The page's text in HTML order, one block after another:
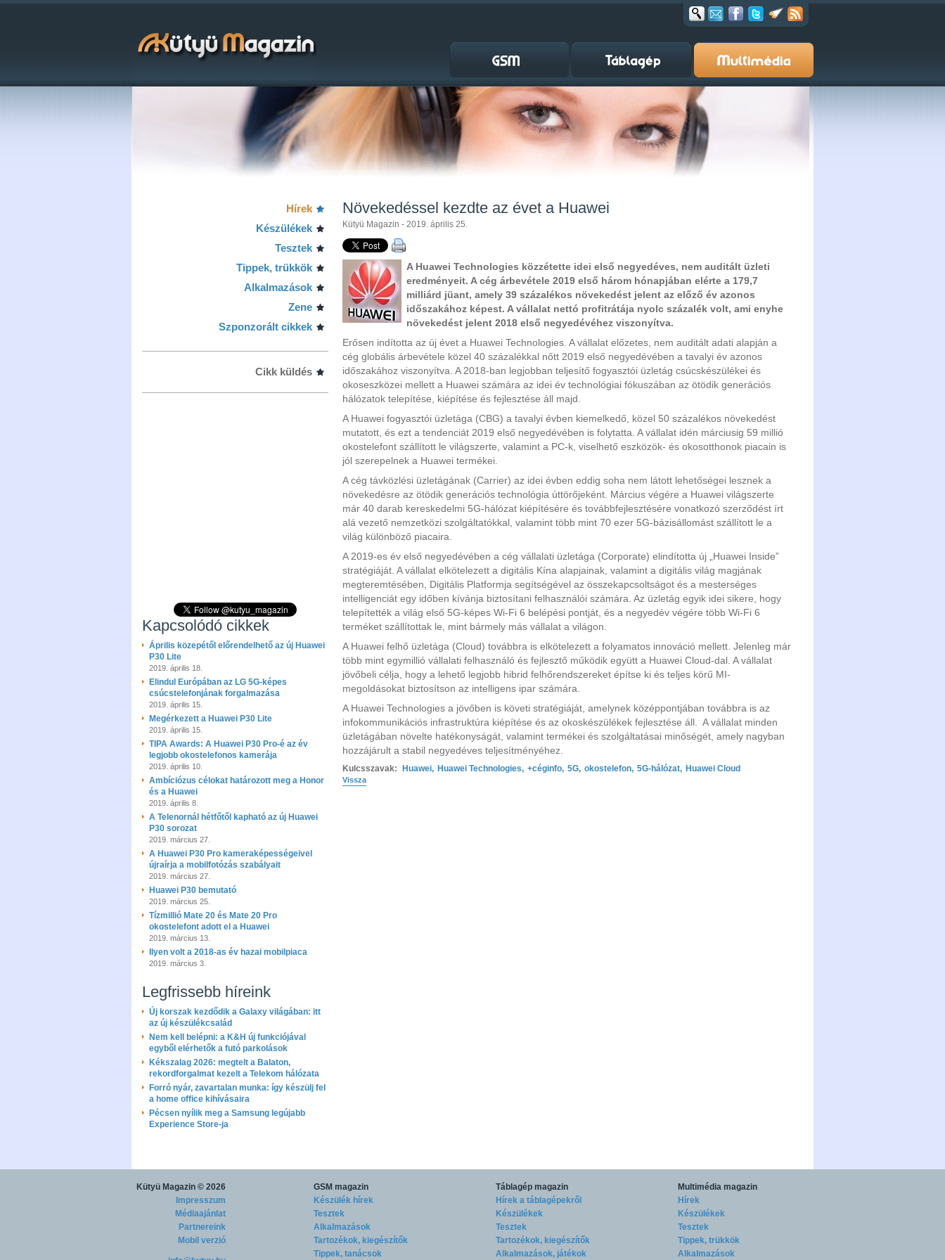
Hírek
Készülékek
Tesztek
Tippek, trükkök
Alkalmazások
Zene
Szponzorált cikkek
Cikk küldés
Kapcsolódó cikkek
Április közepétől előrendelhető az új Huawei
P30 Lite
2019. április 18.
Elindul Európában az LG 5G-képes
csúcstelefonjának forgalmazása
2019. április 15.
Megérkezett a Huawei P30 Lite
2019. április 15.
TIPA Awards: A Huawei P30 Pro-é az év
legjobb okostelefonos kamerája
2019. április 10.
Ambíciózus célokat határozott meg a Honor
és a Huawei
2019. április 8.
A Telenornál hétfőtől kapható az új Huawei
P30 sorozat
2019. március 27.
A Huawei P30 Pro kameraképességeivel
újraírja a mobilfotózás szabályait
2019. március 27.
Huawei P30 bemutató
2019. március 25.
Tízmillió Mate 20 és Mate 20 Pro
okostelefont adott el a Huawei
2019. március 13.
Ilyen volt a 2018-as év hazai mobilpiaca
2019. március 3.
Legfrissebb híreink
Új korszak kezdődik a Galaxy világában: itt
az új készülékcsalád
Nem kell belépni: a K&H új funkciójával
egyből elérhetők a futó parkolások
Kékszalag 2026: megtelt a Balaton,
rekordforgalmat kezelt a Telekom hálózata
Forró nyár, zavartalan munka: így készülj fel
a home office kihívásaira
Pécsen nyílik meg a Samsung legújabb
Experience Store-ja
Növekedéssel kezdte az évet a Huawei
Kütyü Magazin - 2019. április 25.
A Huawei Technologies közzétette idei első negyedéves, nem auditált üzleti
eredményeit. A cég árbevétele 2019 első három hónapjában elérte a 179,7
milliárd jüant, amely 39 százalékos növekedést jelent az előző év azonos
időszakához képest. A vállalat nettó profitrátája nyolc százalék volt, ami enyhe
növekedést jelent 2018 első negyedévéhez viszonyítva.
Erősen indította az új évet a Huawei Technologies. A vállalat előzetes, nem auditált adati alapján a
cég globális árbevétele közel 40 százalékkal nőtt 2019 első negyedévében a tavalyi év azonos
időszakához viszonyítva. A 2018-ban legjobban teljesítő fogyasztói üzletág csúcskészülékei és
okoseszközei mellett a Huawei számára az idei év technológiai fókuszában az ötödik generációs
hálózatok telepítése, kiépítése és fejlesztése áll majd.
A Huawei fogyasztói üzletága (CBG) a tavalyi évben kiemelkedő, közel 50 százalékos növekedést
mutatott, és ezt a tendenciát 2019 első negyedévében is folytatta. A vállalat idén márciusig 59 millió
okostelefont szállított le világszerte, valamint a PC-k, viselhető eszközök- és okosotthonok piacain is
jól szerepelnek a Huawei termékei.
A cég távközlési üzletágának (Carrier) az idei évben eddig soha nem látott lehetőségei lesznek a
növekedésre az ötödik generációs technológia úttörőjeként. Március végére a Huawei világszerte
már 40 darab kereskedelmi 5G-hálózat kiépítésére és továbbfejlesztésére vonatkozó szerződést írt
alá vezető nemzetközi szolgáltatókkal, valamint több mint 70 ezer 5G-bázisállomást szállított le a
világ különböző piacaira.
A 2019-es év első negyedévében a cég vállalati üzletága (Corporate) elindította új „Huawei Inside”
stratégiáját. A vállalat elkötelezett a digitális Kína alapjainak, valamint a digitális világ magjának
megteremtésében, Digitális Platformja segítségével az összekapcsoltságot és a mesterséges
intelligenciát egy időben kívánja biztosítani felhasználói számára. Az üzletág egyik idei sikere, hogy
telepítették a világ első 5G-képes Wi-Fi 6 belépési pontját, és a negyedév végére több Wi-Fi 6
terméket szállítottak le, mint bármely más vállalat a világon.
A Huawei felhő üzletága (Cloud) továbbra is elkötelezett a folyamatos innováció mellett. Jelenleg már
több mint egymillió vállalati felhasználó és fejlesztő működik együtt a Huawei Cloud-dal. A vállalat
jövőbeli célja, hogy a lehető legjobb hibrid felhőrendszereket építse ki és teljes körű MI-
megoldásokat biztosítson az intelligens ipar számára.
A Huawei Technologies a jövőben is követi stratégiáját, amelynek középpontjában továbbra is az
infokommunikációs infrastruktúra kiépítése és az okoskészülékek fejlesztése áll. A vállalat minden
üzletágában növelte hatékonyságát, valamint termékei és szolgáltatásai minőségét, amely nagyban
hozzájárult a stabil negyedéves teljesítményéhez.
Kulcsszavak: Huawei, Huawei Technologies, +céginfo, 5G, okostelefon, 5G-hálózat, Huawei Cloud
Vissza
Kütyü Magazin © 2026
Impresszum
Médiaajánlat
Partnereink
Mobil verzió
GSM magazin
Készülék hírek
Tesztek
Alkalmazások
Tartozékok, kiegészítők
Tippek, tanácsok
Táblagép magazin
Hírek a táblagépekről
Készülékek
Tesztek
Tartozékok, kiegészítők
Alkalmazások, játékok
Multimédia magazin
Hírek
Készülékek
Tesztek
Tippek, trükkök
Alkalmazások